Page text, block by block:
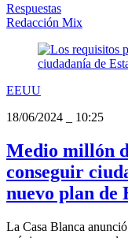
Respuestas
Redacción Mix
EEUU
18/06/2024
10:25
Medio millón
conseguir
nuevo plan de
La Casa Blanca